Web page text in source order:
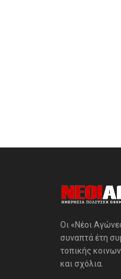
Οι «Νέοι
συναπτά έτη
τοπικής
και σχόλια.